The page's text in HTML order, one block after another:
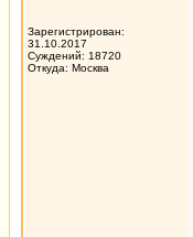
Зарегистрирован:
31.10.2017
Суждений: 18720
Откуда: Москва